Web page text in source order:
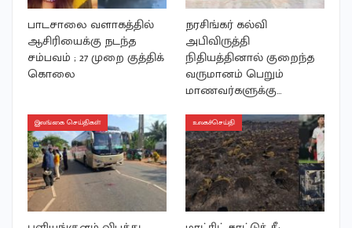
பாடசாலை வளாகத்தில்
ஆசிரியைக்கு நடந்த
சம்பவம் ; 27 முறை குத்திக்
கொலை
நரசிங்கர் கல்வி
அபிவிருத்தி
நிதியத்தினால் குறைந்த
வருமானம் பெறும்
மாணவர்களுக்கு…
இலங்கை செய்திகள் உலகச்செய்தி